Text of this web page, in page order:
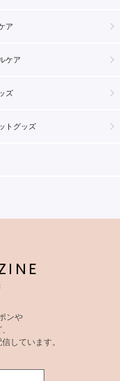
ア
ケア
ズ
トグッズ
ンや
しています。